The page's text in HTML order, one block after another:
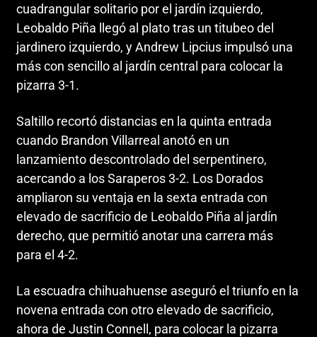
cuadrangular solitario por el jardín izquierdo,
Leobaldo Piña llegó al plato tras un titubeo del
jardinero izquierdo, y Andrew Lipcius impulsó una
más con sencillo al jardín central para colocar la
pizarra 3-1.
Saltillo recortó distancias en la quinta entrada
cuando Brandon Villarreal anotó en un
lanzamiento descontrolado del serpentinero,
acercando a los Saraperos 3-2. Los Dorados
ampliaron su ventaja en la sexta entrada con
elevado de sacrificio de Leobaldo Piña al jardín
derecho, que permitió anotar una carrera más
para el 4-2.
La escuadra chihuahuense aseguró el triunfo en la
novena entrada con otro elevado de sacrificio,
ahora de Justin Connell, para colocar la pizarra